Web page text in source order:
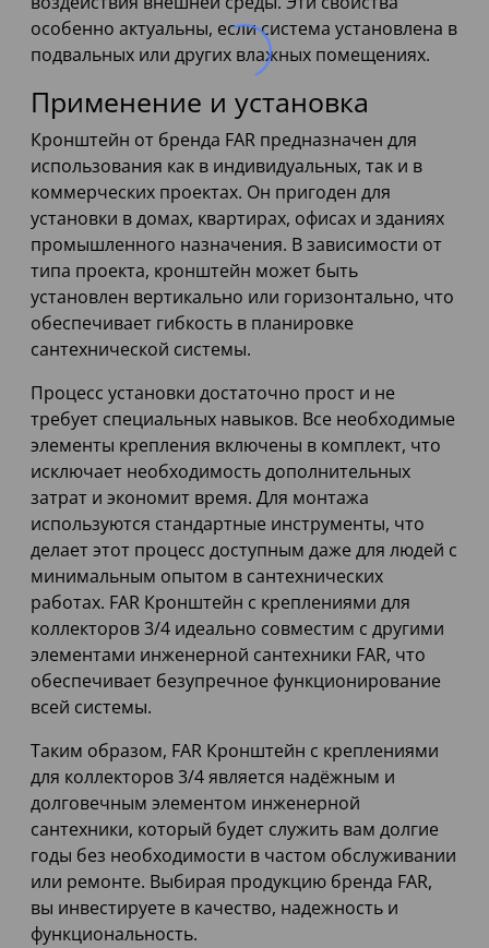
особенно актуальны, если система установлена в
подвальных или других влажных помещениях.
Применение и установка
Кронштейн от бренда FAR предназначен для
использования как в индивидуальных, так и в
коммерческих проектах. Он пригоден для
установки в домах, квартирах, офисах и зданиях
промышленного назначения. В зависимости от
типа проекта, кронштейн может быть
установлен вертикально или горизонтально, что
обеспечивает гибкость в планировке
сантехнической системы.
Процесс установки достаточно прост и не
требует специальных навыков. Все необходимые
элементы крепления включены в комплект, что
исключает необходимость дополнительных
затрат и экономит время. Для монтажа
используются стандартные инструменты, что
делает этот процесс доступным даже для людей с
минимальным опытом в сантехнических
работах. FAR Кронштейн с креплениями для
коллекторов 3/4 идеально совместим с другими
элементами инженерной сантехники FAR, что
обеспечивает безупречное функционирование
всей системы.
Таким образом, FAR Кронштейн с креплениями
для коллекторов 3/4 является надёжным и
долговечным элементом инженерной
сантехники, который будет служить вам долгие
годы без необходимости в частом обслуживании
или ремонте. Выбирая продукцию бренда FAR,
вы инвестируете в качество, надежность и
функциональность.